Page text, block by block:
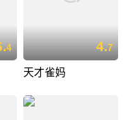
4 4.7
天才雀妈